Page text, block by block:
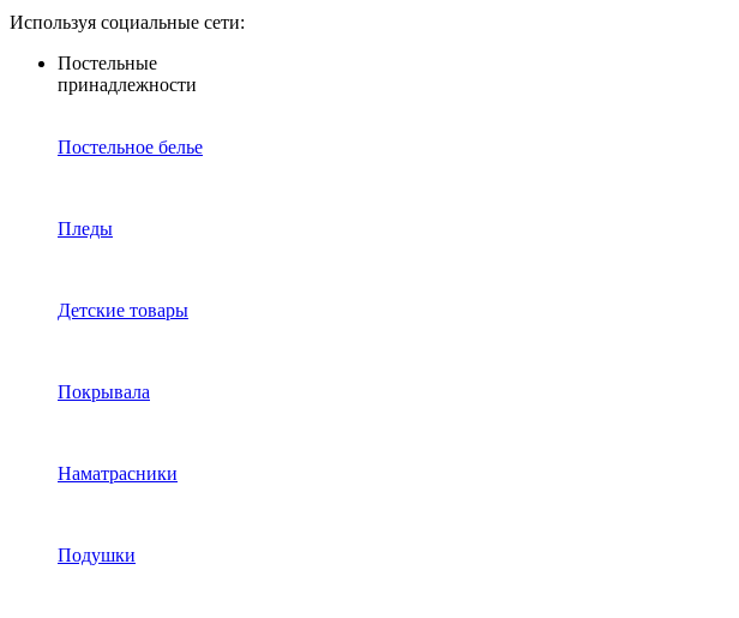
Используя социальные сети:
Постельные
принадлежности
Постельное белье
Пледы
Детские товары
Покрывала
Наматрасники
Подушки